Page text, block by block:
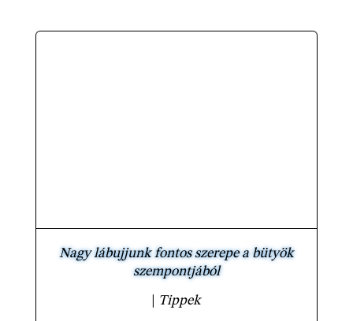
Nagy lábujjunk fontos szerepe a bütyök
szempontjából
Tippek